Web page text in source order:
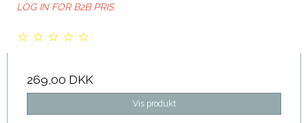
LOG IN FOR B2B PRIS
269,00 DKK
Vis produkt